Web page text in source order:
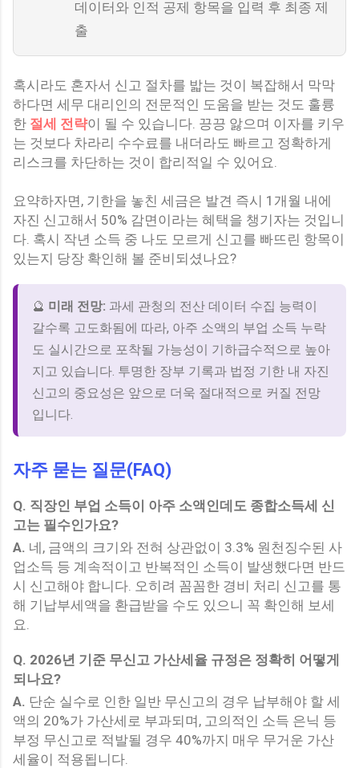
데이터와 인적 공제 항목을 입력 후 최종 제
출
혹시라도 혼자서 신고 절차를 밟는 것이 복잡해서 막막
하다면 세무 대리인의 전문적인 도움을 받는 것도 훌륭
한 절세 전략이 될 수 있습니다. 끙끙 앓으며 이자를 키우
는 것보다 차라리 수수료를 내더라도 빠르고 정확하게
리스크를 차단하는 것이 합리적일 수 있어요.
요약하자면, 기한을 놓친 세금은 발견 즉시 1개월 내에
자진 신고해서 50% 감면이라는 혜택을 챙기자는 것입니
다. 혹시 작년 소득 중 나도 모르게 신고를 빠뜨린 항목이
있는지 당장 확인해 볼 준비되셨나요?
🔮 미래 전망: 과세 관청의 전산 데이터 수집 능력이
갈수록 고도화됨에 따라, 아주 소액의 부업 소득 누락
도 실시간으로 포착될 가능성이 기하급수적으로 높아
지고 있습니다. 투명한 장부 기록과 법정 기한 내 자진
신고의 중요성은 앞으로 더욱 절대적으로 커질 전망
입니다.
자주 묻는 질문(FAQ)
Q. 직장인 부업 소득이 아주 소액인데도 종합소득세 신
고는 필수인가요?
A. 네, 금액의 크기와 전혀 상관없이 3.3% 원천징수된 사
업소득 등 계속적이고 반복적인 소득이 발생했다면 반드
시 신고해야 합니다. 오히려 꼼꼼한 경비 처리 신고를 통
해 기납부세액을 환급받을 수도 있으니 꼭 확인해 보세
요.
Q. 2026년 기준 무신고 가산세율 규정은 정확히 어떻게
되나요?
A. 단순 실수로 인한 일반 무신고의 경우 납부해야 할 세
액의 20%가 가산세로 부과되며, 고의적인 소득 은닉 등
부정 무신고로 적발될 경우 40%까지 매우 무거운 가산
세율이 적용됩니다.